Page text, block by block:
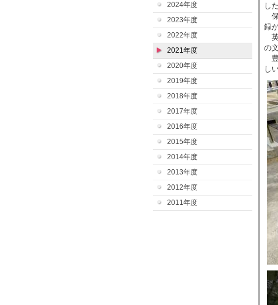
2024年度
2023年度
2022年度
2021年度
2020年度
2019年度
2018年度
2017年度
2016年度
2015年度
2014年度
2013年度
2012年度
2011年度
した
保
録
英
の
豊
し